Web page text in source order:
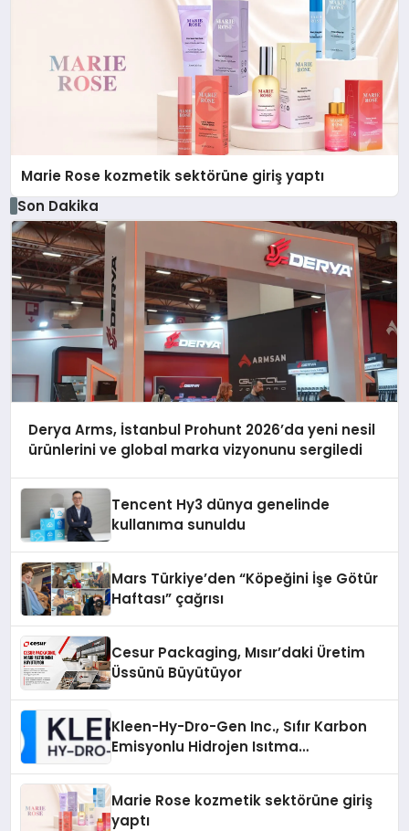
Marie Rose kozmetik sektörüne giriş yaptı
Son Dakika
Derya Arms, İstanbul Prohunt 2026’da yeni nesil
ürünlerini ve global marka vizyonunu sergiledi
Tencent Hy3 dünya genelinde
kullanıma sunuldu
Mars Türkiye’den “Köpeğini İşe Götür
Haftası” çağrısı
Cesur Packaging, Mısır’daki Üretim
Üssünü Büyütüyor
Kleen-Hy-Dro-Gen Inc., Sıfır Karbon
Emisyonlu Hidrojen Isıtma
Marie Rose kozmetik sektörüne giriş
yaptı